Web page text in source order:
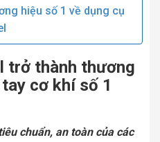
hiệu số 1 về dụng cụ
trở thành thương
cơ khí số 1
chuẩn, an toàn của các